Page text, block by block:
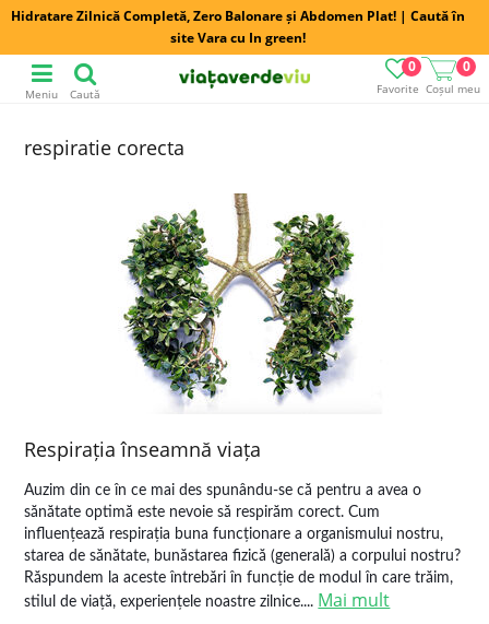
Hidratare Zilnică Completă, Zero Balonare și Abdomen Plat! | Caută în
site Vara cu In green!
Favorite
0
Coșul meu
0
Meniu Caută
respiratie corecta
Respirația înseamnă viața
Auzim din ce în ce mai des spunându-se că pentru a avea o
sănătate optimă este nevoie să respirăm corect. Cum
influențează respirația buna funcționare a organismului nostru,
starea de sănătate, bunăstarea fizică (generală) a corpului nostru?
Răspundem la aceste întrebări în funcție de modul în care trăim,
stilul de viață, experiențele noastre zilnice.... Mai mult